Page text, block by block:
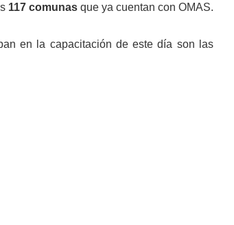
117 comunas que ya cuentan con OMAS.
en la capacitación de este día son las